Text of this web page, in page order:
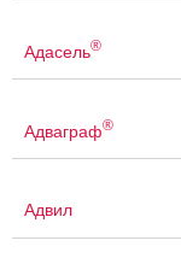
Адасель®
Адваграф®
Адвил